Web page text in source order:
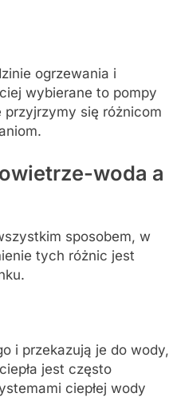
ogrzewania i
wybierane to pompy
się różnicom
woda a
sposobem, w
tych różnic jest
i przekazują je do wody,
jest często
ciepłej wody